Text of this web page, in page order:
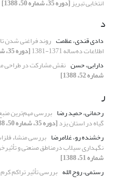
انتخابی تبریز[دوره 35، شماره 50، 1388]
د
دادی قندی، عظمت روند فراغنی شدن
اطلاعات ده‌ساله 1371-1381
[دوره 35، شماره 52، 1388]
دارابی، حسن نقش مشارکت در طراحی
شماره 52، 1388]
ر
رحمانی، حمید رضا بررسی مهم‌ترین
گیاه در استان یزد[دوره 35، شماره 50، 1388]
رخشنده رو، غلامرضا بررسی منشاء
نگهداری سیلاب درمناطق صنعتی و
شماره 51، 1388]
رستمی، روح الله